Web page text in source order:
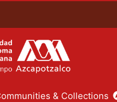
& Collections